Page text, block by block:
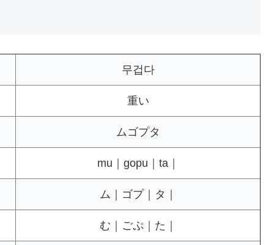
무겁다
重い
ムゴプタ
mu｜gopu｜ta｜
ム｜ゴプ｜タ｜
む｜ごぷ｜た｜